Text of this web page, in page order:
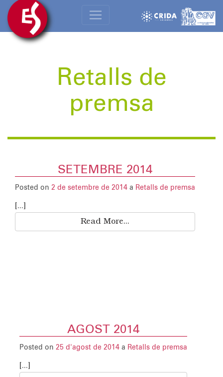
Retalls de
premsa
SETEMBRE 2014
Posted on 2 de setembre de 2014 a Retalls de premsa
[...]
Read More...
AGOST 2014
Posted on 25 d'agost de 2014 a Retalls de premsa
[...]